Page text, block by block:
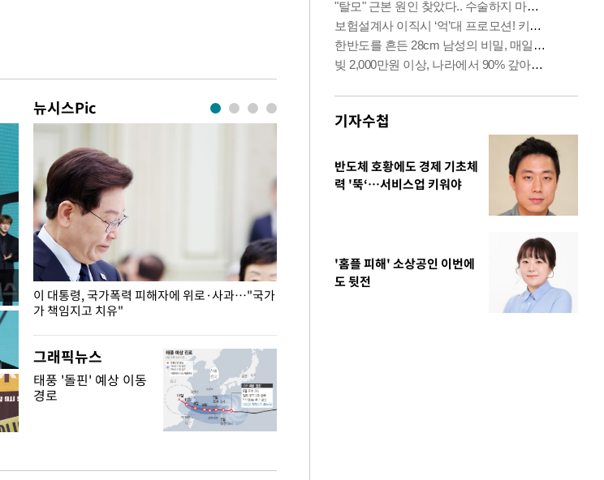
뉴시스Pic
이 대통령, 국가폭력 피해자에 위로·사과…"국가
가 책임지고 치유"
오세훈 서울시
환경 점검
그래픽뉴스
태풍 '돌핀' 예상 이동
경로
기자수첩
반도체 호황에도 경제 기초체
력 '뚝‘…서비스업 키워야
'홈플 피해' 소상공인 이번에
도 뒷전